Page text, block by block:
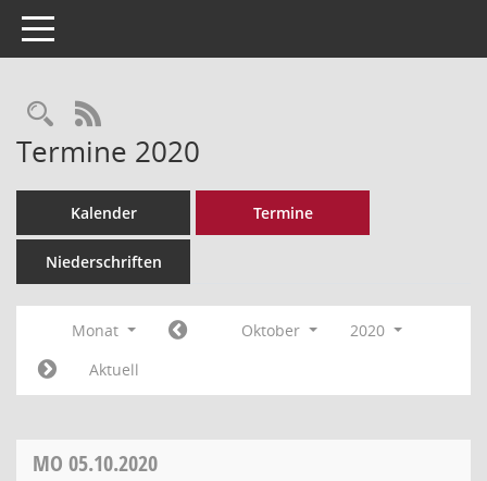
Toggle navigation
Rechercheauswahl
RSS-Feed
Termine 2020
Kalender Termine
Niederschriften
Monat Oktober
2020
Aktuell
MO 05.10.2020